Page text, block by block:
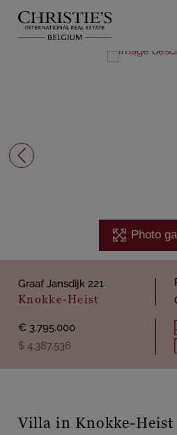
Photo
Graaf Jansdijk 221
Knokke-Heist
€ 3.795.000
$ 4.387.536
Villa in Knokke-Heist